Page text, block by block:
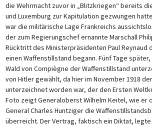
die Wehrmacht zuvor in „Blitzkriegen“ bereits
und Luxemburg zur Kapitulation gezwungen
war die militärische Lage Frankreichs
der zum Regierungschef ernannte Marschall
Rücktritt des Ministerpräsidenten Paul Reynaud
einen Waffenstillstand begann. Fünf Tage später,
Wald von Compiègne der Waffenstillstand
von Hitler gewählt, da hier im November 1918
unterzeichnet worden war, der den Ersten
Foto zeigt Generaloberst Wilhelm Keitel, wie er
General Charles Huntziger die
überreicht. Der Vertrag, faktisch ein Diktat,